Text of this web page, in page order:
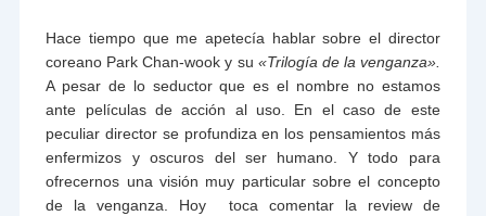
Hace tiempo que me apetecía hablar sobre el director
coreano Park Chan-wook y su «Trilogía de la venganza».
A pesar de lo seductor que es el nombre no estamos
ante películas de acción al uso. En el caso de este
peculiar director se profundiza en los pensamientos más
enfermizos y oscuros del ser humano. Y todo para
ofrecernos una visión muy particular sobre el concepto
de la venganza. Hoy toca comentar la review de